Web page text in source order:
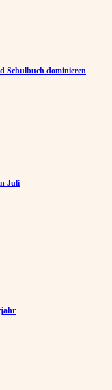
Schulbuch dominieren
Juli